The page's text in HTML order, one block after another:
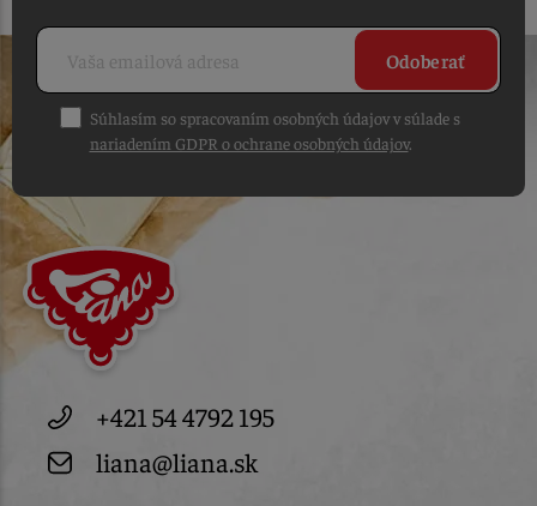
Odoberať
Súhlasím so spracovaním osobných údajov v súlade s
nariadením GDPR o ochrane osobných údajov.
+421 54 4792 195
liana@liana.sk